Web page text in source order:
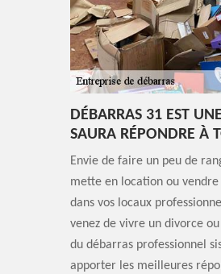
DÉBARRAS 31 EST
SAURA RÉPONDRE À
Envie de faire un peu de
mette en location ou
dans vos locaux
venez de vivre un divorce
du débarras professionnel
apporter les meilleures